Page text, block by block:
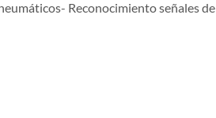
Reconocimiento señales